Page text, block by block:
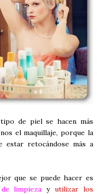
de piel se hacen más
el maquillaje, porque la
estar retocándose más a
que se puede hacer es
limpieza yutilizar los